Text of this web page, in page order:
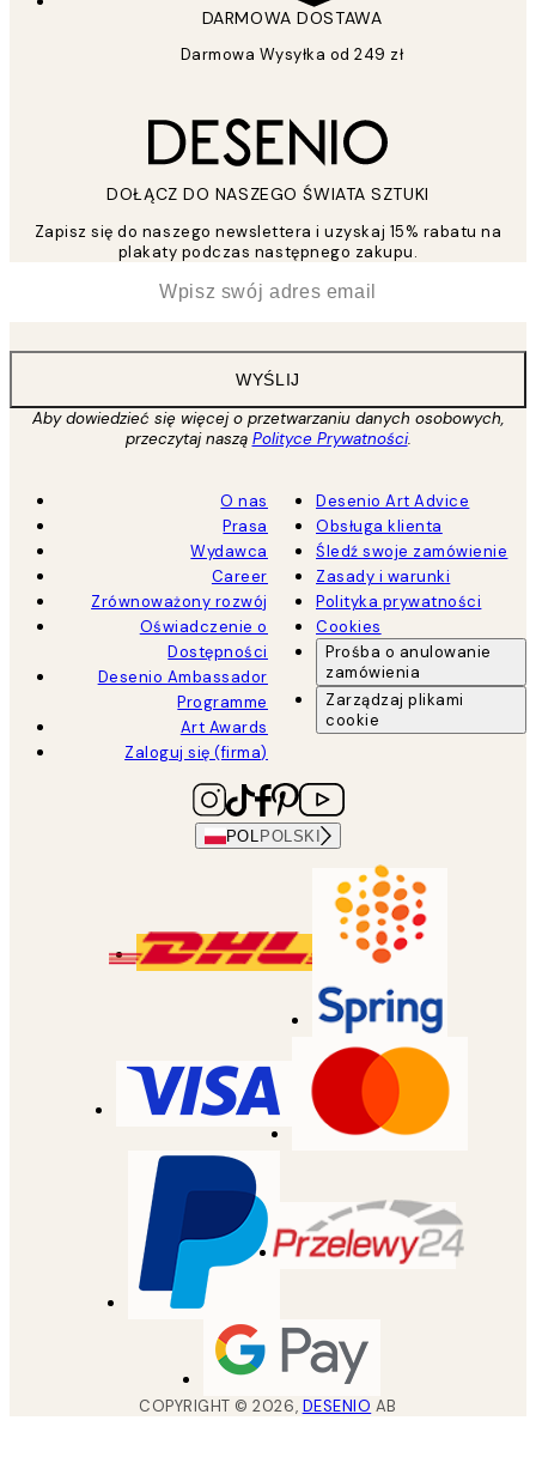
DARMOWA DOSTAWA
Darmowa Wysyłka od 249 zł
DOŁĄCZ DO NASZEGO ŚWIATA SZTUKI
Zapisz się do naszego newslettera i uzyskaj 15% rabatu na
plakaty podczas następnego zakupu.
WYŚLIJ
Aby dowiedzieć się więcej o przetwarzaniu danych osobowych,
przeczytaj naszą Polityce Prywatności.
O nas
Prasa
Wydawca
Career
Zrównoważony rozwój
Oświadczenie o
Dostępności
Desenio Ambassador
Programme
Art Awards
Zaloguj się (firma)
Desenio Art Advice
Obsługa klienta
Śledź swoje zamówienie
Zasady i warunki
Polityka prywatności
Cookies
Prośba o anulowanie
zamówienia
Zarządzaj plikami
cookie
POL POLSKI
COPYRIGHT ©2026, DESENIO AB